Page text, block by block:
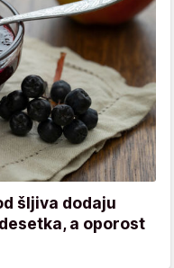
šljiva dodaju
a oporost